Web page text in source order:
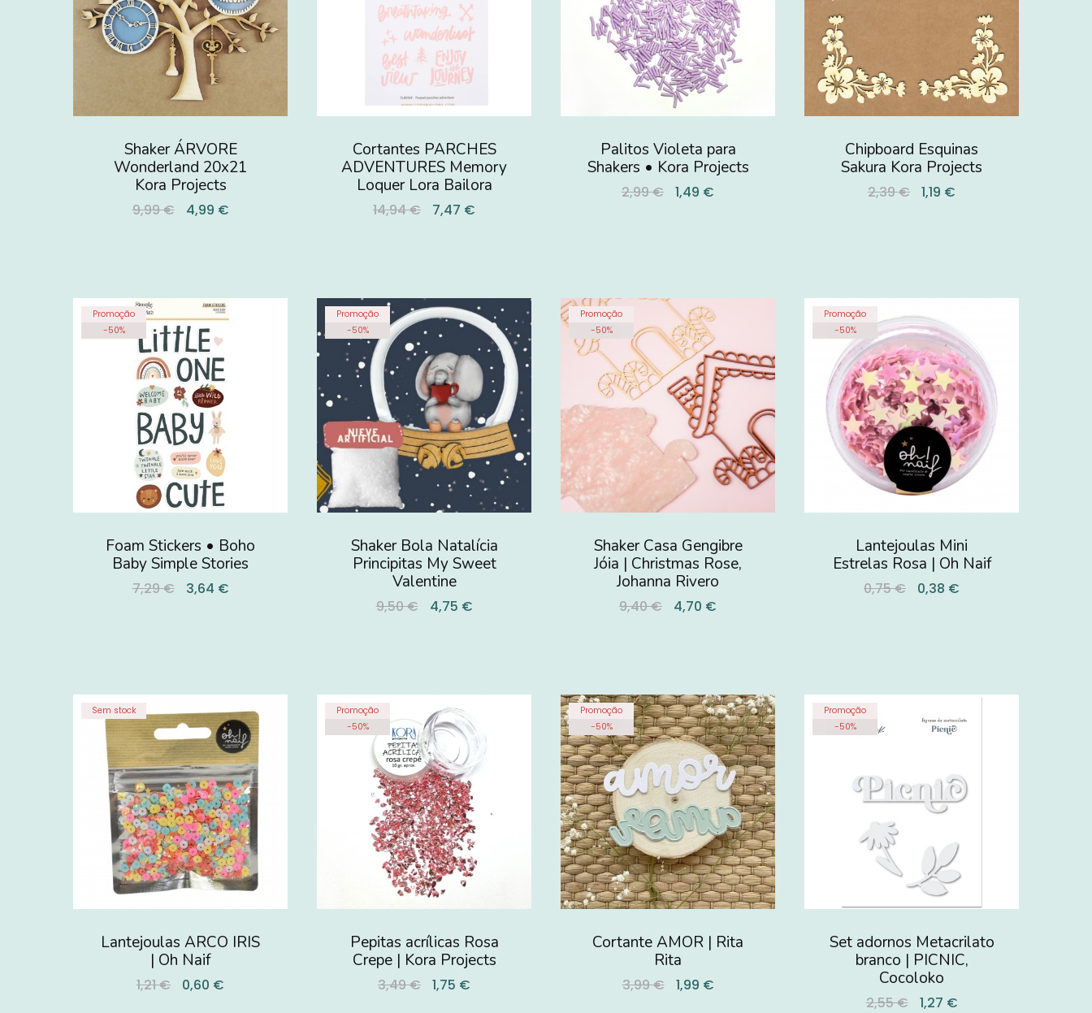
Shaker ÁRVORE
Wonderland 20x21
Kora Projects
9,99 € 4,99 €
Cortantes PARCHES
ADVENTURES Memory
Loquer Lora Bailora
14,94 € 7,47 €
Palitos Violeta para
Shakers • Kora Projects
2,99 € 1,49 €
Chipboard Esquinas
Sakura Kora Projects
2,39 € 1,19 €
Promoção
-50%
Foam Stickers • Boho
Baby Simple Stories
7,29 € 3,64 €
Promoção
-50%
Shaker Bola Natalícia
Principitas My Sweet
Valentine
9,50 € 4,75 €
Promoção
-50%
Shaker Casa Gengibre
Jóia | Christmas Rose,
Johanna Rivero
9,40 € 4,70 €
Promoção
-50%
Lantejoulas Mini
Estrelas Rosa | Oh Naif
0,75 € 0,38 €
Sem stock
Lantejoulas ARCO IRIS
| Oh Naif
1,21 € 0,60 €
Promoção
-50%
Pepitas acrílicas Rosa
Crepe | Kora Projects
3,49 € 1,75 €
Promoção
-50%
Cortante AMOR | Rita
Rita
3,99 € 1,99 €
Promoção
-50%
Set adornos Metacrilato
branco | PICNIC,
Cocoloko
2,55 € 1,27 €